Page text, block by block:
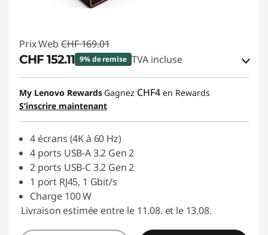
Prix Web CHF 169.01
CHF 152.11 9% de remise TVA incluse
Bons de réduction en ligne :-CHF 16.90
Code de réduction :
My Lenovo Rewards Gagnez CHF4 en Rewards
S’inscrire maintenant
4 écrans (4K à 60 Hz)
4 ports USB-A 3.2 Gen 2
2 ports USB-C 3.2 Gen 2
1 port RJ45, 1 Gbit/s
Charge 100 W
Livraison estimée entre le 11.08. et le 13.08.